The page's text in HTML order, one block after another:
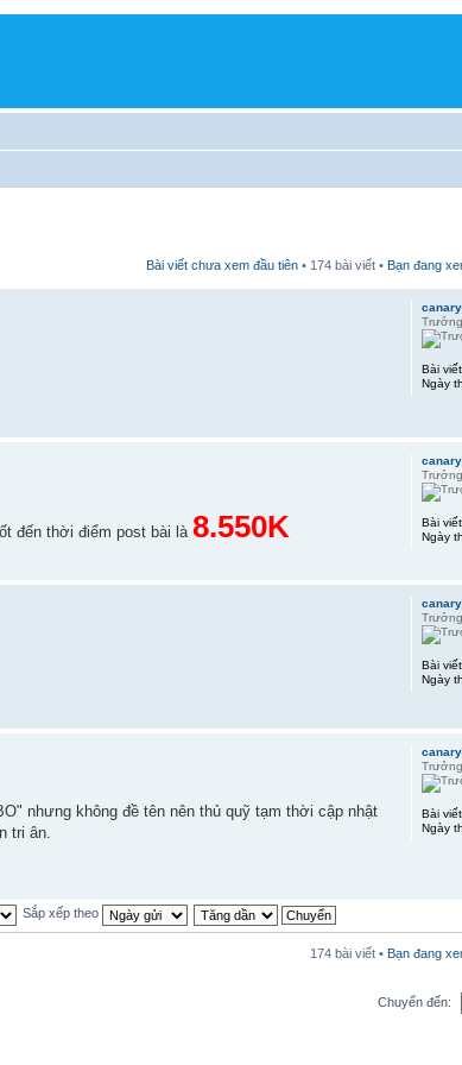
Bài viết chưa xem đầu tiên • 174 bài viết • Bạn đang
Bài
Ngày
đến thời điểm post bài là 8.550K Bài
Ngày
Bài
Ngày
nhưng không đề tên nên thủ quỹ tạm thời cập nhật
tri ân.
Bài
Ngày
Sắp xếp theo
174 bài viết • Bạn đang
Chuyển đến: